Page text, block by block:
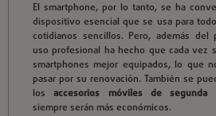
El smartphone, por lo tanto, se ha
dispositivo esencial que se usa para
cotidianos sencillos. Pero, además del
uso profesional ha hecho que cada vez
smartphones mejor equipados, lo que
pasar por su renovación. También se
losaccesorios móviles de segunda
siempre serán más económicos.